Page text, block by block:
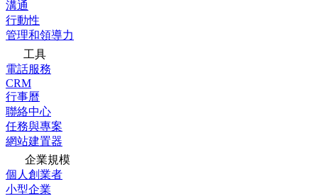
溝通
行動性
管理和領導力
工具
電話服務
CRM
行事曆
聯絡中心
任務與專案
網站建置器
企業規模
個人創業者
小型企業